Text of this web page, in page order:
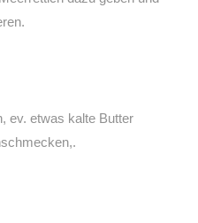
ev. etwas kalte Butter